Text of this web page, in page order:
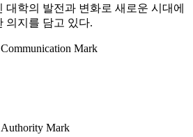
대학의 발전과 변화로 새로운 시대에
의지를 담고 있다.